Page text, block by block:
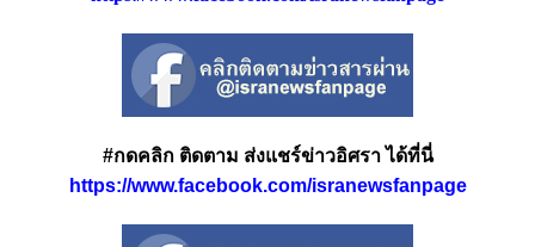
#กดคลิก ติดตาม ส่งแชร์ข่าวอิศรา ได้ที่นี่
https://www.facebook.com/isranewsfanpage